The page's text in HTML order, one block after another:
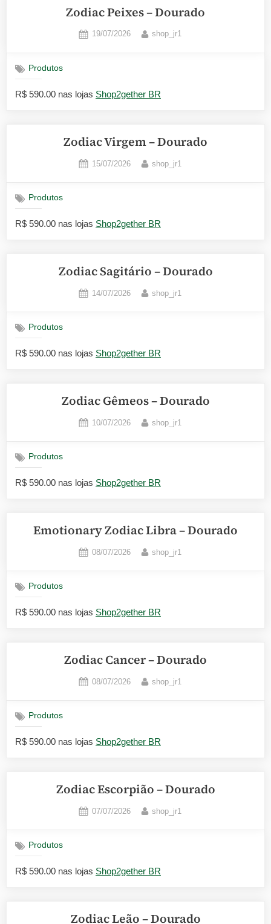
Zodiac Peixes – Dourado
Posted
19/07/2026 By
shop_jr1
Produtos
R$ 590.00 nas lojas Shop2gether BR
Zodiac Virgem – Dourado
Posted
15/07/2026 By
shop_jr1
Produtos
R$ 590.00 nas lojas Shop2gether BR
Zodiac Sagitário – Dourado
Posted
14/07/2026 By
shop_jr1
Produtos
R$ 590.00 nas lojas Shop2gether BR
Zodiac Gêmeos – Dourado
Posted
10/07/2026 By
shop_jr1
Produtos
R$ 590.00 nas lojas Shop2gether BR
Emotionary Zodiac Libra – Dourado
Posted
08/07/2026 By
shop_jr1
Produtos
R$ 590.00 nas lojas Shop2gether BR
Zodiac Cancer – Dourado
Posted
08/07/2026 By
shop_jr1
Produtos
R$ 590.00 nas lojas Shop2gether BR
Zodiac Escorpião – Dourado
Posted
07/07/2026 By
shop_jr1
Produtos
R$ 590.00 nas lojas Shop2gether BR
Zodiac Leão – Dourado